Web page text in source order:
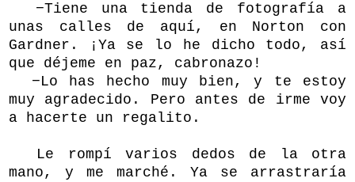
−Tiene una tienda de fotografía a
unas calles de aquí, en Norton con
Gardner. ¡Ya se lo he dicho todo, así
que déjeme en paz, cabronazo!
−Lo has hecho muy bien, y te estoy
muy agradecido. Pero antes de irme voy
a hacerte un regalito.
Le rompí varios dedos de la otra
mano, y me marché. Ya se arrastraría